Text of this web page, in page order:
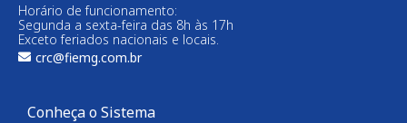
Horário de funcionamento:
Segunda a sexta-feira das 8h às 17h
Exceto feriados nacionais e locais.
crc@fiemg.com.br
Conheça o Sistema